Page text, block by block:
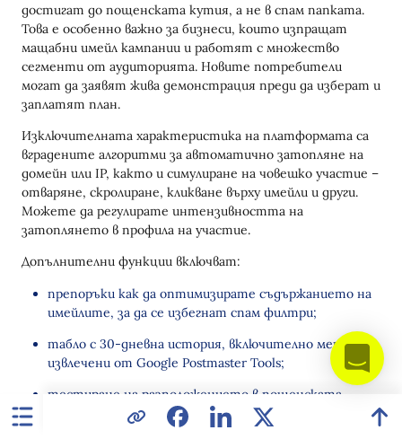
достигат до пощенската кутия, а не в спам папката.
Това е особенно важно за бизнеси, които изпращат
мащабни имейл кампании и работят с множество
сегменти от аудиторията. Новите потребители
могат да заявят жива демонстрация преди да изберат и
заплатят план.
Изключителната характеристика на платформата са
вградените алгоритми за автоматично затопляне на
домейн или IP, както и симулиране на човешко участие –
отваряне, скролиране, кликване върху имейли и други.
Можете да регулирате интензивността на
затоплянето в профила на участие.
Допълнителни функции включват:
препоръки как да оптимизирате съдържанието на
имейлите, за да се избегнат спам филтри;
табло с 30-дневна история, включително метрики
извлечени от Google Postmaster Tools;
тестиране на разположението в пощенската
кутия, където можете да видите точно къде
попадат имейлите – в Inbox, таба Promotions или в